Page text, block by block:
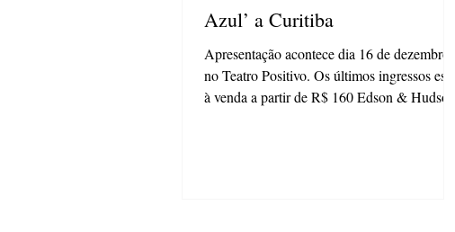
Azul’ a Curitiba
Apresentação acontece dia 16 de dezembro,
no Teatro Positivo. Os últimos ingressos estão
à venda a partir de R$ 160 Edson & Hudson